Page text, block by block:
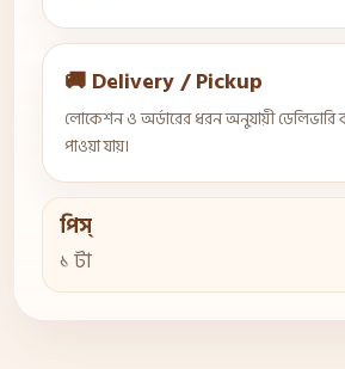
🚚 Delivery / Pickup
লোকেশন ও অর্ডারের ধরন অনুযায়ী ডেলিভারি
পাওয়া যায়।
পিস্
১ টা